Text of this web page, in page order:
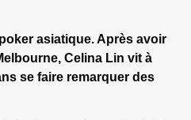
asiatique. Après avoir
Celina Lin vit à
se faire remarquer des